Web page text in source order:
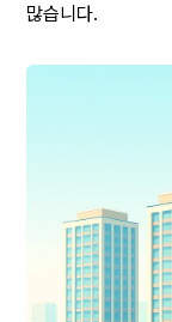
많습니다.